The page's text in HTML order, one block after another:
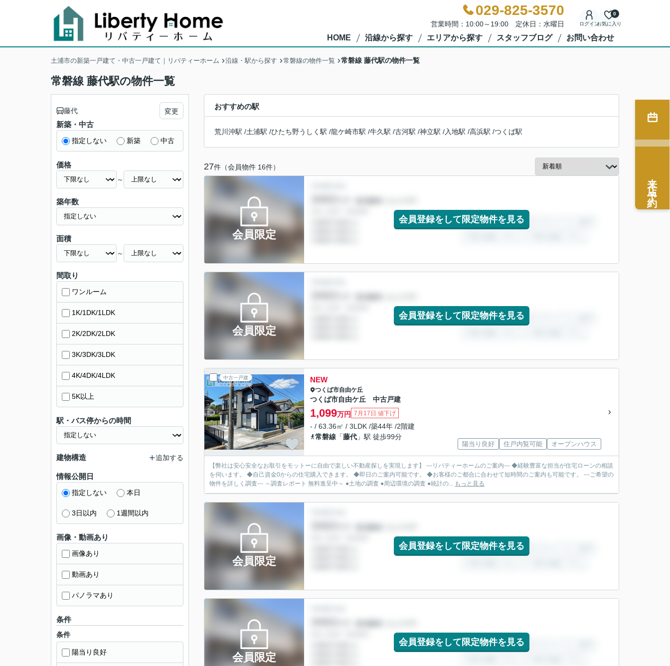
029-825-3570
営業時間：10:00～19:00 定休日：水曜日 ログインお気に入り
0
HOME 沿線から探す エリアから探す スタッフブログ お問い合わせ
土浦市の新築一戸建て・中古一戸建て｜リバティーホーム 沿線・駅から探す 常磐線の物件一覧 常磐線 藤代駅の物件一覧
常磐線 藤代駅の物件一覧
おすすめの駅
荒川沖駅 /土浦駅 /ひたち野うしく駅 /龍ケ崎市駅 /牛久駅 /古河駅 /神立駅 /入地駅 /高浜駅 /つくば駅
27件（会員物件 16件）
会員限定
会員登録をして限定物件を見る
会員限定
会員登録をして限定物件を見る
中古一戸建 NEW
つくば市自由ケ丘
つくば市自由ケ丘 中古戸建
1,099万円 7月17日 値下げ
- / 63.36㎡ / 3LDK /築44年 /2階建
常磐線 「藤代 」駅 徒歩99分
陽当り良好 住戸内覧可能 オープンハウス
【弊社は安心安全なお取引をモットーに自由で楽しい不動産探しを実現します】 ---リバティーホームのご案内--- ◆経験豊富な担当が住宅ローンの相談
を伺います。 ◆自己資金0からの住宅購入できます。 ◆即日のご案内可能です。 ◆お客様のご都合に合わせて短時間のご案内も可能です。 ---ご希望の
物件を詳しく調査--- ～調査レポート 無料進呈中～ ●土地の調査 ●周辺環境の調査 ●統計の... もっと見る
会員限定
会員登録をして限定物件を見る
会員限定
会員登録をして限定物件を見る
藤代 変更
新築・中古
指定しない 新築 中古
価格
～
築年数
面積
～
間取り
ワンルーム
1K/1DK/1LDK
2K/2DK/2LDK
3K/3DK/3LDK
4K/4DK/4LDK
5K以上
駅・バス停からの時間
建物構造 追加する
情報公開日
指定しない 本日
3日以内 1週間以内
画像・動画あり
画像あり
動画あり
パノラマあり
条件
条件
陽当り良好
来店予約